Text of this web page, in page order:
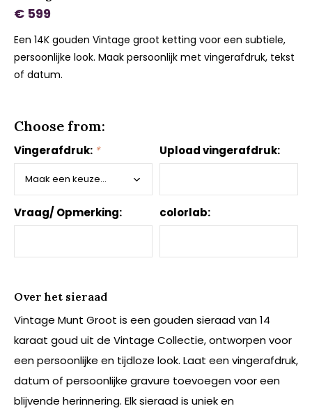
€ 599
Een 14K gouden Vintage groot ketting voor een subtiele,
persoonlijke look. Maak persoonlijk met vingerafdruk, tekst
of datum.
Choose from:
Vingerafdruk: * Upload vingerafdruk:
Vraag/ Opmerking: colorlab:
Over het sieraad
Vintage Munt Groot is een gouden sieraad van 14
karaat goud uit de Vintage Collectie, ontworpen voor
een persoonlijke en tijdloze look. Laat een vingerafdruk,
datum of persoonlijke gravure toevoegen voor een
blijvende herinnering. Elk sieraad is uniek en